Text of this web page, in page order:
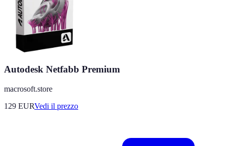
Autodesk Netfabb Premium
macrosoft.store
129 EURVedi il prezzo